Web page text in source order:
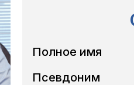
Полное имя
Псевдоним